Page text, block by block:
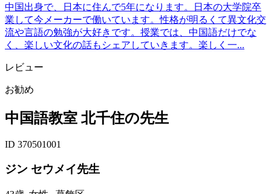
中国出身で、日本に住んで5年になります。日本の大学院卒
業して今メーカーで働いています。性格が明るくて異文化交
流や言語の勉強が大好きです。授業では、中国語だけでな
く、楽しい文化の話もシェアしていきます。楽しく一...
レビュー
お勧め
中国語教室 北千住の先生
ID 370501001
ジン セウメイ先生